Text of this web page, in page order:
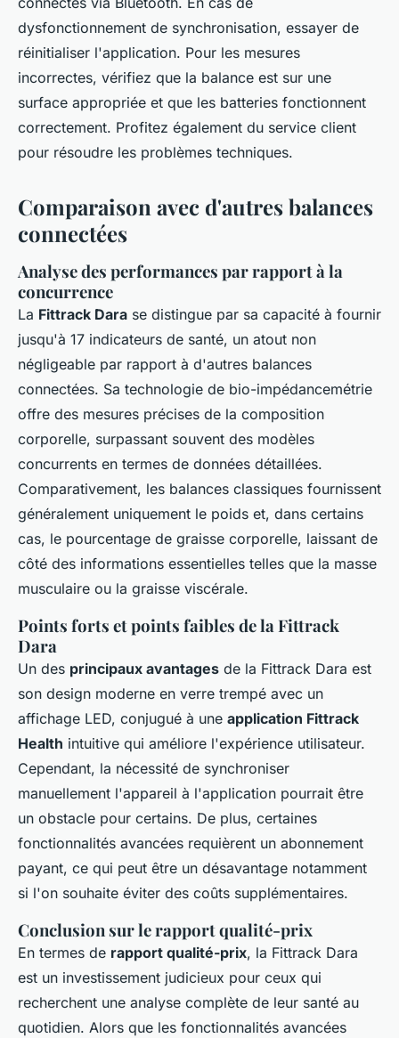
dysfonctionnement de synchronisation, essayer de
réinitialiser l'application. Pour les mesures
incorrectes, vérifiez que la balance est sur une
surface appropriée et que les batteries fonctionnent
correctement. Profitez également du service client
pour résoudre les problèmes techniques.
Comparaison avec d'autres balances
connectées
Analyse des performances par rapport à la
concurrence
La Fittrack Dara se distingue par sa capacité à fournir
jusqu'à 17 indicateurs de santé, un atout non
négligeable par rapport à d'autres balances
connectées. Sa technologie de bio-impédancemétrie
offre des mesures précises de la composition
corporelle, surpassant souvent des modèles
concurrents en termes de données détaillées.
Comparativement, les balances classiques fournissent
généralement uniquement le poids et, dans certains
cas, le pourcentage de graisse corporelle, laissant de
côté des informations essentielles telles que la masse
musculaire ou la graisse viscérale.
Points forts et points faibles de la Fittrack
Dara
Un des principaux avantages de la Fittrack Dara est
son design moderne en verre trempé avec un
affichage LED, conjugué à une application Fittrack
Health intuitive qui améliore l'expérience utilisateur.
Cependant, la nécessité de synchroniser
manuellement l'appareil à l'application pourrait être
un obstacle pour certains. De plus, certaines
fonctionnalités avancées requièrent un abonnement
payant, ce qui peut être un désavantage notamment
si l'on souhaite éviter des coûts supplémentaires.
Conclusion sur le rapport qualité-prix
En termes de rapport qualité-prix, la Fittrack Dara
est un investissement judicieux pour ceux qui
recherchent une analyse complète de leur santé au
quotidien. Alors que les fonctionnalités avancées